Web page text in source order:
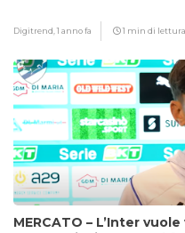
Digitrend,1 anno fa 1 min di lettura
MERCATO – L’Inter